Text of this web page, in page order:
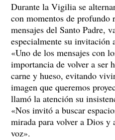
Durante la Vigilia se
con momentos de
mensajes del Santo Padre,
especialmente su
«Uno de los mensajes con
importancia de volver a ser
carne y hueso, evitando
imagen que queremos
llamó la atención su
«Nos invitó a buscar
mirada para volver a Dios y
voz».